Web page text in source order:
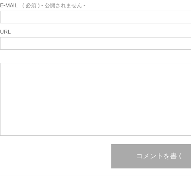
E-MAIL ( 必須 ) - 公開されません -
URL